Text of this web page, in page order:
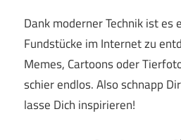
Dank moderner Technik ist es
Fundstücke im Internet zu
Memes, Cartoons oder
schier endlos. Also schnapp
lasse Dich inspirieren!